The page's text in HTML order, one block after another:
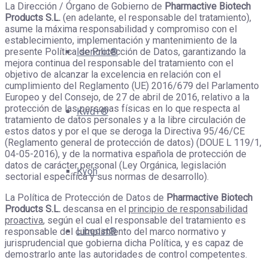
Isenolic®
Kwd+®
Kyoh
Liboost®
La Dirección / Órgano de Gobierno de Pharmactive Biotech
Products S.L. (en adelante, el responsable del tratamiento),
asume la máxima responsabilidad y compromiso con el
establecimiento, implementación y mantenimiento de la
presente Política de Protección de Datos, garantizando la
mejora continua del responsable del tratamiento con el
objetivo de alcanzar la excelencia en relación con el
cumplimiento del Reglamento (UE) 2016/679 del Parlamento
Europeo y del Consejo, de 27 de abril de 2016, relativo a la
protección de las personas físicas en lo que respecta al
tratamiento de datos personales y a la libre circulación de
estos datos y por el que se deroga la Directiva 95/46/CE
(Reglamento general de protección de datos) (DOUE L 119/1,
04-05-2016), y de la normativa española de protección de
datos de carácter personal (Ley Orgánica, legislación
sectorial específica y sus normas de desarrollo).
La Política de Protección de Datos de Pharmactive Biotech
Products S.L. descansa en el principio de responsabilidad
proactiva, según el cual el responsable del tratamiento es
responsable del cumplimiento del marco normativo y
jurisprudencial que gobierna dicha Política, y es capaz de
demostrarlo ante las autoridades de control competentes.